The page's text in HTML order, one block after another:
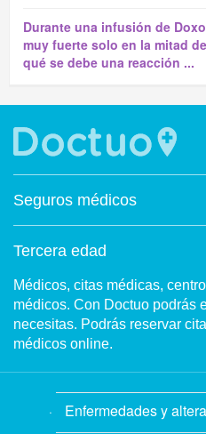
Durante una infusión de
muy fuerte solo en la mitad
qué se debe una reacción ...
Seguros médicos
Tercera edad
Médicos, citas médicas,
médicos. Con Doctuo podrás
necesitas. Podrás reservar
médicos online.
Enfermedades y